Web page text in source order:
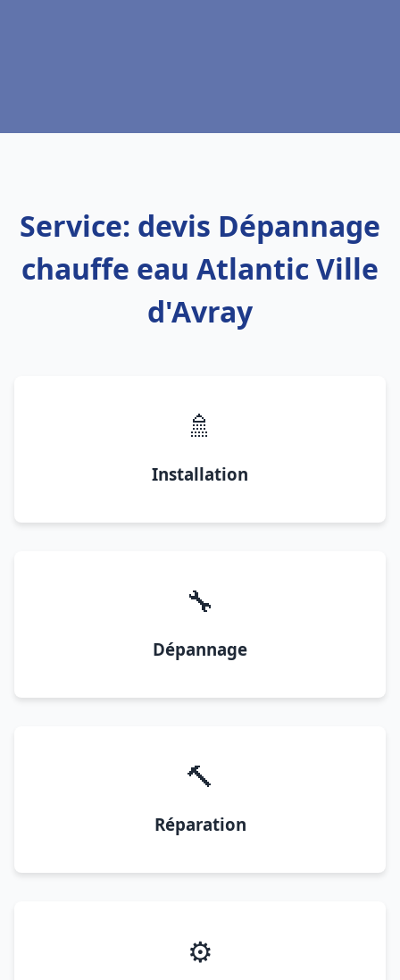
Service: devis Dépannage
chauffe eau Atlantic Ville
d'Avray
🚿
Installation
🔧
Dépannage
🔨
Réparation
⚙️